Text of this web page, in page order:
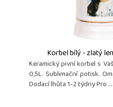
Korbel bílý - zlatý
Keramický pivní korbel s
0,5L. Sublimační potisk.
Dodací lhůta 1-2 týdny Pro ...